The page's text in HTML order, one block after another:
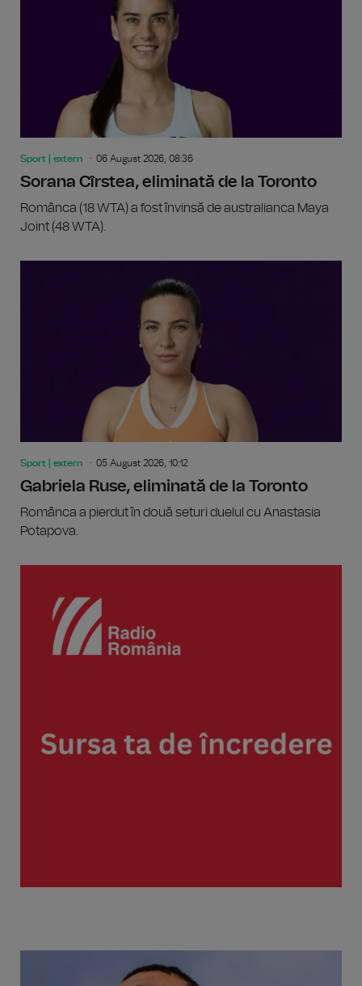
Sport | extern 06 August 2026, 08:36
Sorana Cîrstea, eliminată de la Toronto
Românca (18 WTA) a fost învinsă de australianca Maya
Joint (48 WTA).
Sport | extern 05 August 2026, 10:12
Gabriela Ruse, eliminată de la Toronto
Românca a pierdut în două seturi duelul cu Anastasia
Potapova.